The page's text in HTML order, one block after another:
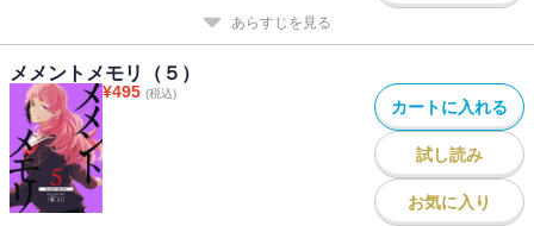
あらすじを見る
メメントメモリ（５）
¥495 (税込)
カートに入れる
試し読み
お気に入り